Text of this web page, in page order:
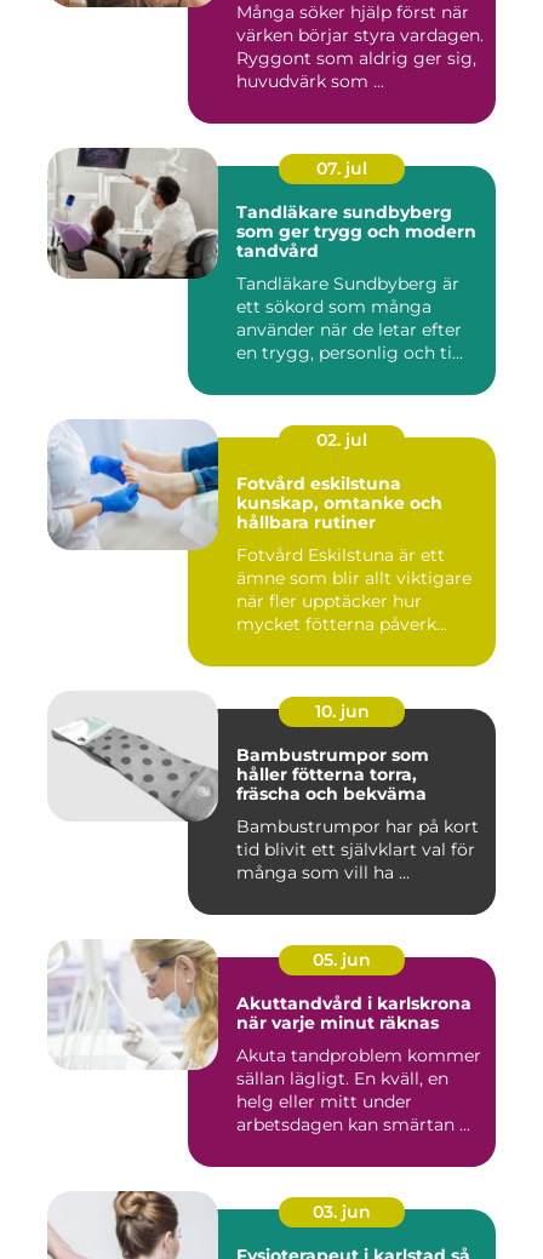
Många söker hjälp först när
värken börjar styra vardagen.
Ryggont som aldrig ger sig,
huvudvärk som ...
07. jul
Tandläkare sundbyberg
som ger trygg och modern
tandvård
Tandläkare Sundbyberg är
ett sökord som många
använder när de letar efter
en trygg, personlig och ti...
02. jul
Fotvård eskilstuna
kunskap, omtanke och
hållbara rutiner
Fotvård Eskilstuna är ett
ämne som blir allt viktigare
när fler upptäcker hur
mycket fötterna påverk...
10. jun
Bambustrumpor som
håller fötterna torra,
fräscha och bekväma
Bambustrumpor har på kort
tid blivit ett självklart val för
många som vill ha ...
05. jun
Akuttandvård i karlskrona
när varje minut räknas
Akuta tandproblem kommer
sällan lägligt. En kväll, en
helg eller mitt under
arbetsdagen kan smärtan ...
03. jun